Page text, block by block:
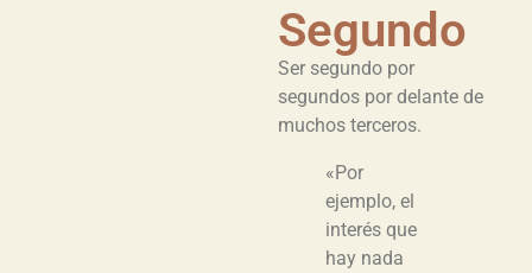
Segundo
Ser segundo por
segundos por delante de
muchos terceros.
«Por
ejemplo, el
interés que
hay nada